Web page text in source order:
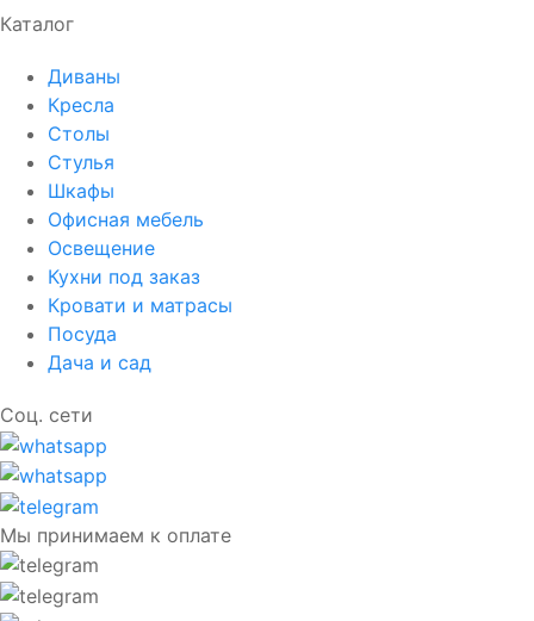
Каталог
Диваны
Кресла
Столы
Стулья
Шкафы
Офисная мебель
Освещение
Кухни под заказ
Кровати и матрасы
Посуда
Дача и сад
Соц. сети
Мы принимаем к оплате